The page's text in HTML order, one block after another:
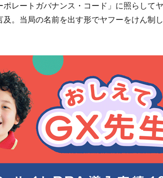
ポレートガバナンス・コード」に照らして
。当局の名前を出す形でヤフーをけん制し